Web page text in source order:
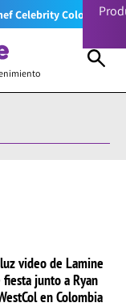
Celebrity Colombia
video de Lamine
fiesta junto a Ryan
en Colombia